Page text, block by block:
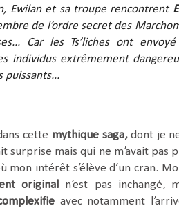
Ewilan et sa troupe rencontrent
de l’ordre secret des
Car les Ts’liches ont
individus extrêmement
puissants...
cette mythique saga,dont je
surprise mais qui ne m’avait pas
mon intérêt s’élève d’un cran.
original n’est pas inchangé,
avec notamment